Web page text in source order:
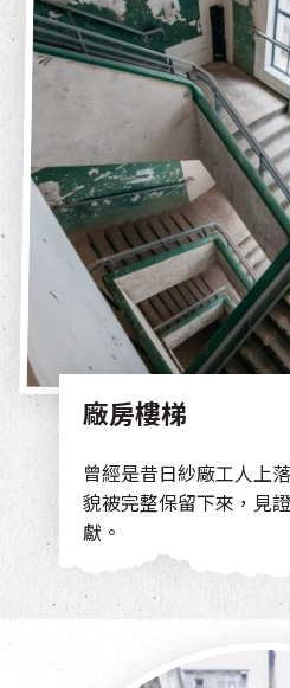
廠房樓梯
曾經是昔日紗廠工人上
貌被完整保留下來，見
獻。